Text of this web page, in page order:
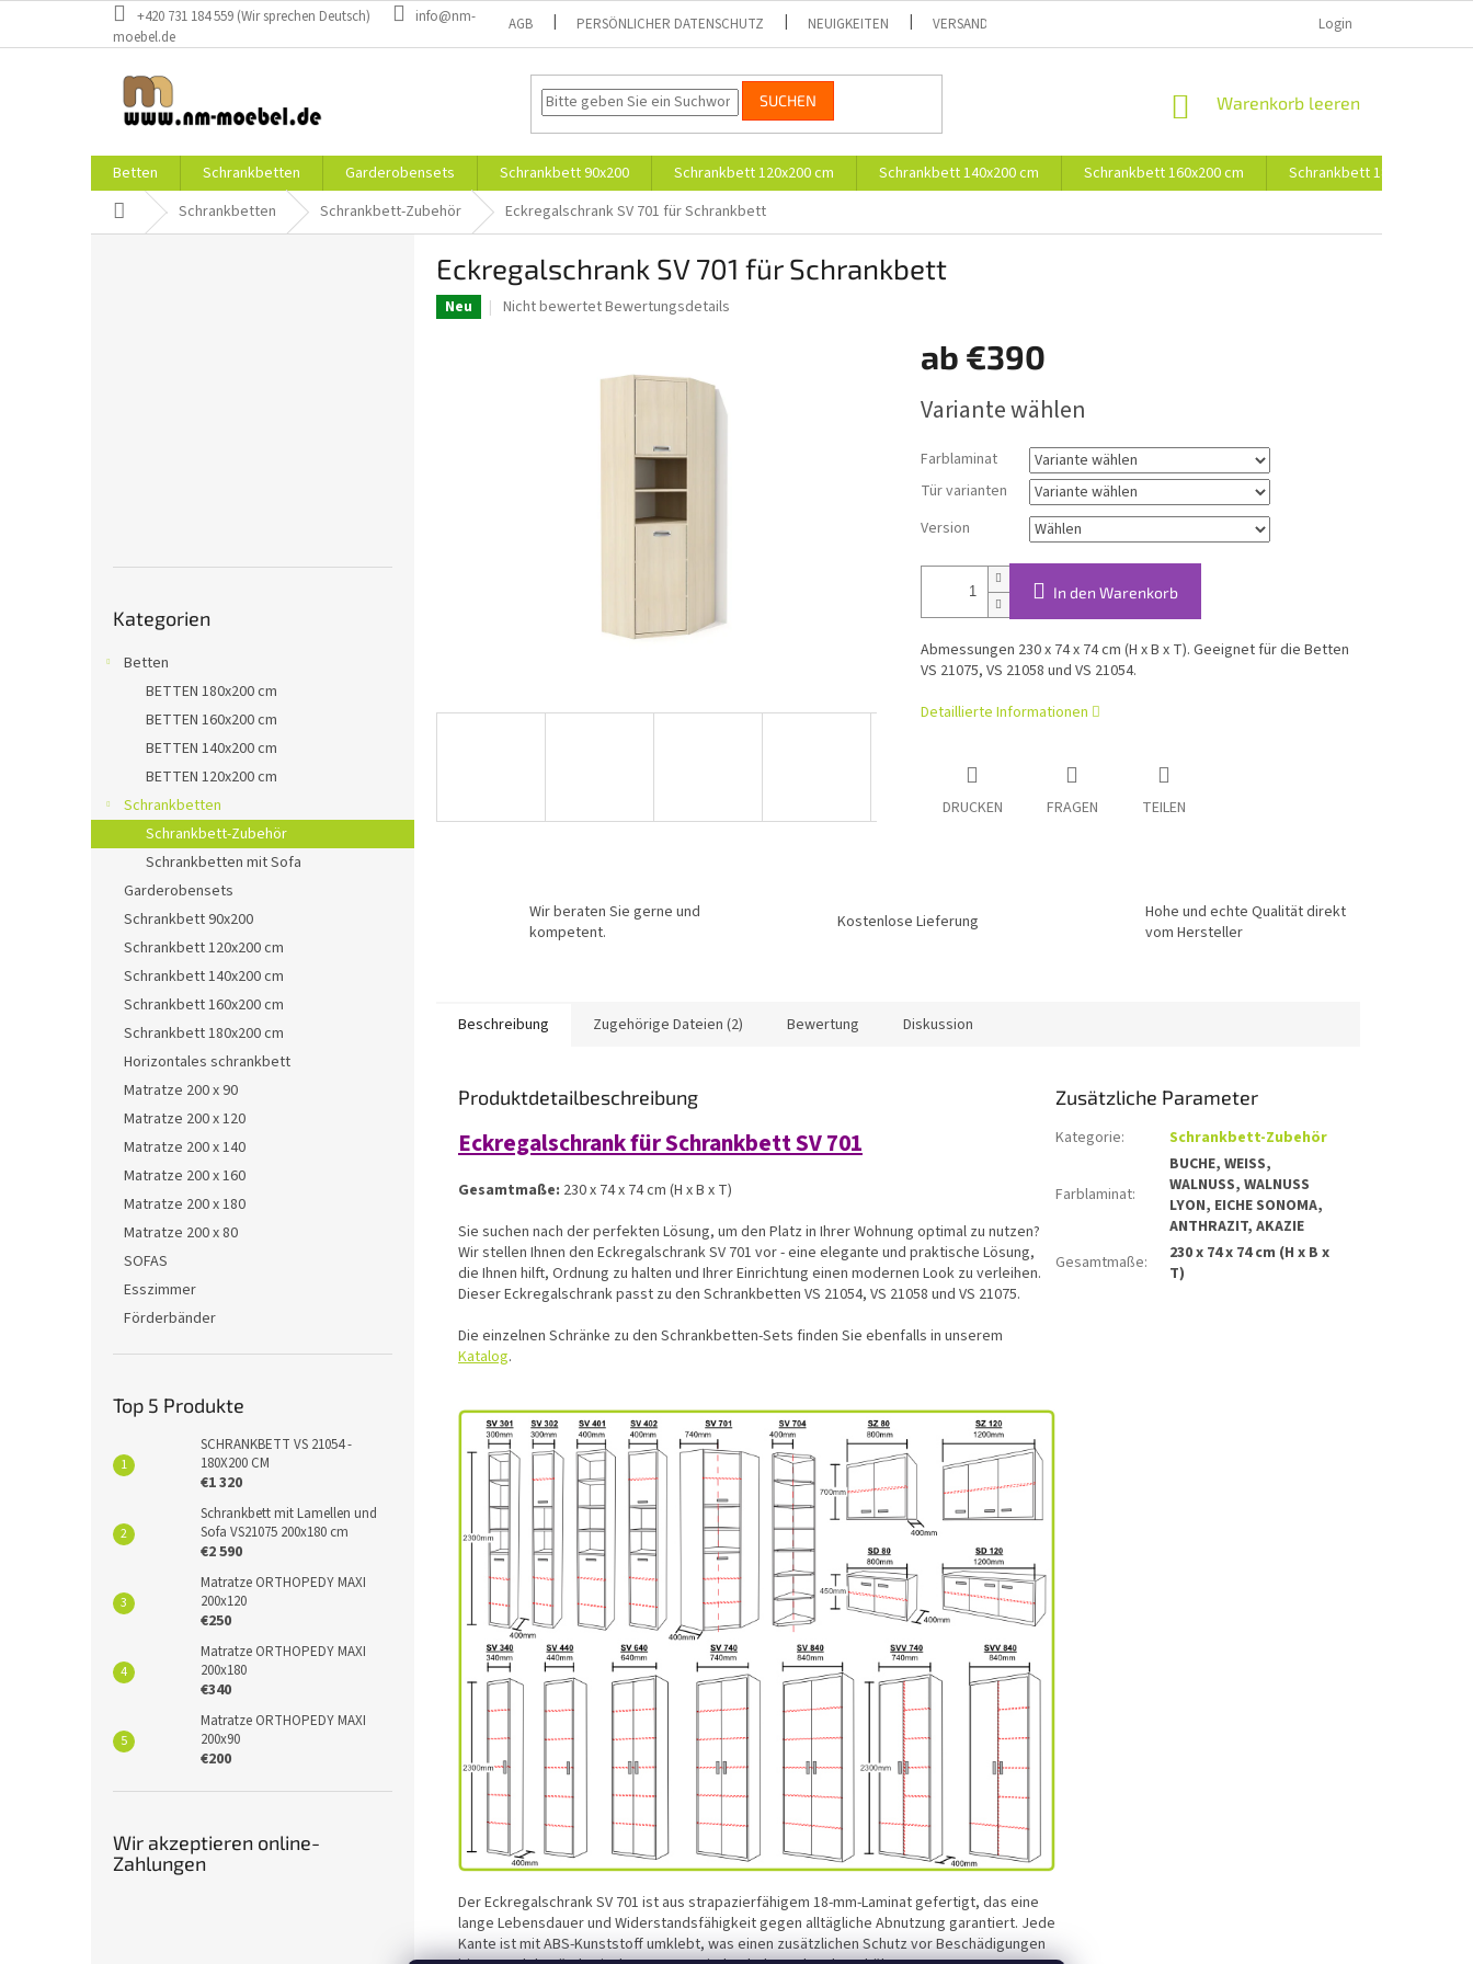
springen
+420 731 184 559 (Wir sprechen Deutsch)
info@nm-
moebel.de
AGB PERSÖNLICHER DATENSCHUTZ NEUIGKEITEN VERSAND UND BEZAHLUNG Login
SUCHEN WARENKORB
Warenkorb leeren
Betten Schrankbetten Garderobensets Schrankbett 90x200 Schrankbett 120x200 cm Schrankbett 140x200 cm Schrankbett 160x200 cm
Schrankbett 180x200 cm
StartseiteSchrankbetten Schrankbett-Zubehör Eckregalschrank SV 701 für Schrankbett
überspringen
Kategorien
Betten
BETTEN 180x200 cm
BETTEN 160x200 cm
BETTEN 140x200 cm
BETTEN 120x200 cm
Schrankbetten
Schrankbett-Zubehör
Schrankbetten mit Sofa
Garderobensets
Schrankbett 90x200
Schrankbett 120x200 cm
Schrankbett 140x200 cm
Schrankbett 160x200 cm
Schrankbett 180x200 cm
Horizontales schrankbett
Matratze 200 x 90
Matratze 200 x 120
Matratze 200 x 140
Matratze 200 x 160
Matratze 200 x 180
Matratze 200 x 80
SOFAS
Esszimmer
Förderbänder
Top 5 Produkte
SCHRANKBETT VS 21054 -
180X200 CM
€1 320
Schrankbett mit Lamellen und
Sofa VS21075 200x180 cm
€2 590
Matratze ORTHOPEDY MAXI
200x120
€250
Matratze ORTHOPEDY MAXI
200x180
€340
Matratze ORTHOPEDY MAXI
200x90
€200
Wir akzeptieren online-
Zahlungen
Eckregalschrank SV 701 für Schrankbett
Neu
Die
Nicht bewertetBewertungsdetails
ab €390
Variante wählen
Farblaminat
Tür varianten
Version
In den Warenkorb
Abmessungen 230 x 74 x 74 cm (H x B x T). Geeignet für die Betten
VS 21075, VS 21058 und VS 21054.
Detaillierte Informationen
DRUCKEN FRAGEN TEILEN
Wir beraten Sie gerne und
kompetent.
Kostenlose Lieferung
Hohe und echte Qualität direkt
vom Hersteller
Beschreibung Zugehörige Dateien (2) Bewertung Diskussion
Produktdetailbeschreibung
Eckregalschrank für Schrankbett SV 701
Gesamtmaße: 230 x 74 x 74 cm (H x B x T)
Sie suchen nach der perfekten Lösung, um den Platz in Ihrer Wohnung optimal zu nutzen?
Wir stellen Ihnen den Eckregalschrank SV 701 vor - eine elegante und praktische Lösung,
die Ihnen hilft, Ordnung zu halten und Ihrer Einrichtung einen modernen Look zu verleihen.
Dieser Eckregalschrank passt zu den Schrankbetten VS 21054, VS 21058 und VS 21075.
Die einzelnen Schränke zu den Schrankbetten-Sets finden Sie ebenfalls in unserem
Katalog.
Der Eckregalschrank SV 701 ist aus strapazierfähigem 18-mm-Laminat gefertigt, das eine
lange Lebensdauer und Widerstandsfähigkeit gegen alltägliche Abnutzung garantiert. Jede
Kante ist mit ABS-Kunststoff umklebt, was einen zusätzlichen Schutz vor Beschädigungen
Zusätzliche Parameter
Kategorie: Schrankbett-Zubehör
Farblaminat:
BUCHE, WEISS,
WALNUSS, WALNUSS
LYON, EICHE SONOMA,
ANTHRAZIT, AKAZIE
Gesamtmaße:
230 x 74 x 74 cm (H x B x
T)